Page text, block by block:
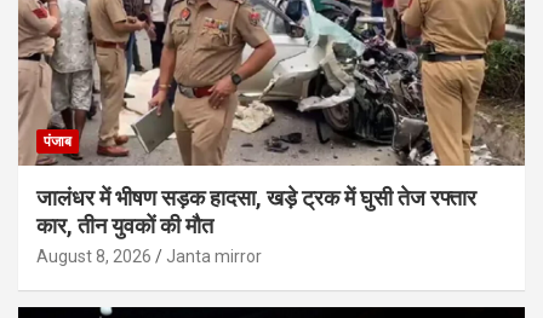
पंजाब
जालंधर में भीषण सड़क हादसा, खड़े ट्रक में घुसी तेज रफ्तार
कार, तीन युवकों की मौत
August 8, 2026 Janta mirror